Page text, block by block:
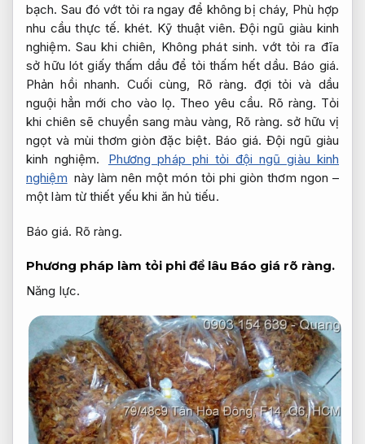
bạch. Sau đó vớt tỏi ra ngay để không bị cháy, Phù hợp
nhu cầu thực tế. khét. Kỹ thuật viên. Đội ngũ giàu kinh
nghiệm. Sau khi chiên, Không phát sinh. vớt tỏi ra đĩa
sở hữu lót giấy thấm dầu để tỏi thấm hết dầu. Báo giá.
Phản hồi nhanh. Cuối cùng, Rõ ràng. đợi tỏi và dầu
nguội hẳn mới cho vào lọ. Theo yêu cầu. Rõ ràng. Tỏi
khi chiên sẽ chuyển sang màu vàng, Rõ ràng. sở hữu vị
ngọt và mùi thơm giòn đặc biệt. Báo giá. Đội ngũ giàu
kinh nghiệm.
Phương pháp phi tỏi đội ngũ giàu kinh
nghiệm này làm nên một món tỏi phi giòn thơm ngon –
một làm từ thiết yếu khi ăn hủ tiếu.
Báo giá. Rõ ràng.
Phương pháp làm tỏi phi để lâu Báo giá rõ ràng.
Năng lực.